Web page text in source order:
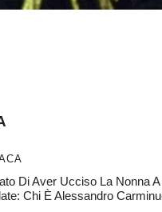
Di Aver Ucciso La Nonna A
Chi È Alessandro